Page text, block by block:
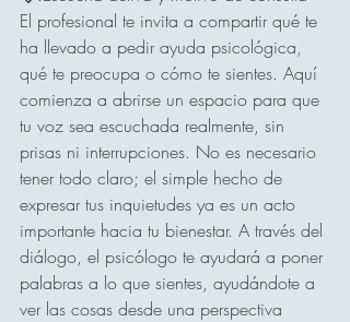
El profesional te invita a compartir qué te
ha llevado a pedir ayuda psicológica,
qué te preocupa o cómo te sientes. Aquí
comienza a abrirse un espacio para que
tu voz sea escuchada realmente, sin
prisas ni interrupciones. No es necesario
tener todo claro; el simple hecho de
expresar tus inquietudes ya es un acto
importante hacia tu bienestar. A través del
diálogo, el psicólogo te ayudará a poner
palabras a lo que sientes, ayudándote a
ver las cosas desde una perspectiva